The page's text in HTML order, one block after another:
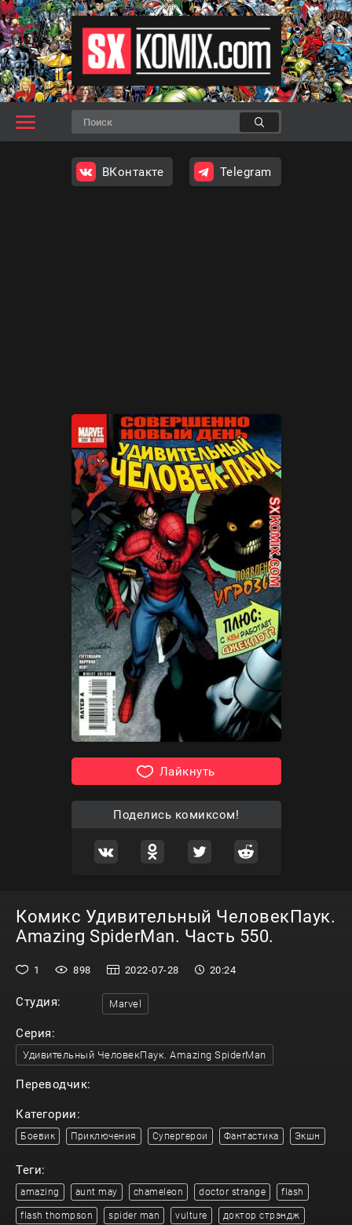
ВКонтакте Telegram
Лайкнуть
Поделись комиксом!
Комикс Удивительный ЧеловекПаук.
Amazing SpiderMan. Часть 550.
1 898 2022-07-28 20:24
Студия: Marvel
Серия:
Удивительный ЧеловекПаук. Amazing SpiderMan
Переводчик:
Категории:
Боевик Приключения Супергерои Фантастика Экшн
Теги:
amazing aunt may chameleon doctor strange flash
flash thompson spider man vulture доктор стрэндж